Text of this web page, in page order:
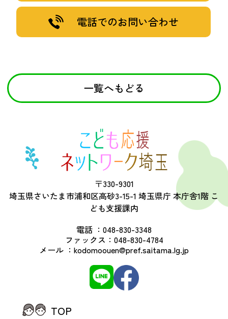
電話でのお問い合わせ
一覧へもどる
〒330-9301
埼玉県さいたま市浦和区高砂3-15-1 埼玉県庁 本庁舎1階 こ
ども支援課内
電話 ： 048-830-3348
ファックス： 048-830-4784
メール ： kodomoouen@pref.saitama.lg.jp
TOP